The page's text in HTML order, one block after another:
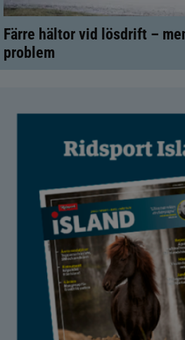
Färre hältor vid lösdrift –
problem